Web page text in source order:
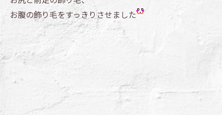
お腹の飾り毛をすっきりさせました